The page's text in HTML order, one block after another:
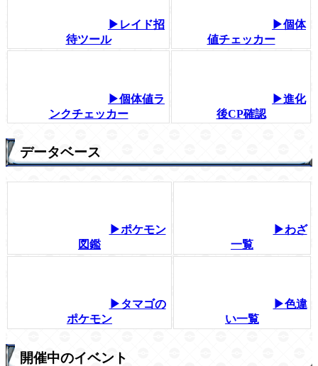
▶レイド招
待ツール
▶個体
値チェッカー
▶個体値ラ
ンクチェッカー
▶進化
後CP確認
データベース
▶ポケモン
図鑑
▶わざ
一覧
▶タマゴの
ポケモン
▶色違
い一覧
開催中のイベント